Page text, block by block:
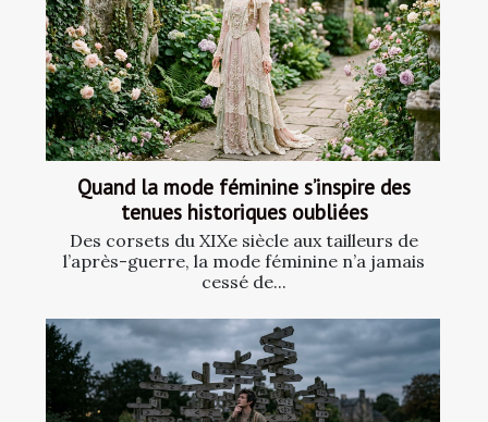
Quand la mode féminine s’inspire des
tenues historiques oubliées
Des corsets du XIXe siècle aux tailleurs de
l’après-guerre, la mode féminine n’a jamais
cessé de...